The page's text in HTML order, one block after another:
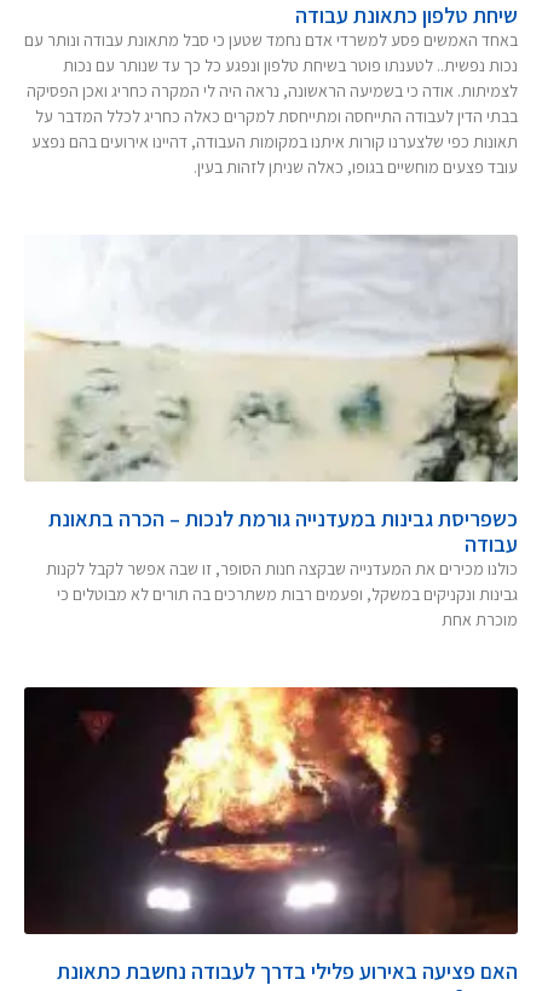
שיחת טלפון כתאונת עבודה
באחד האמשים פסע למשרדי אדם נחמד שטען כי סבל מתאונת עבודה ונותר עם
נכות נפשית.. לטענתו פוטר בשיחת טלפון ונפגע כל כך עד שנותר עם נכות
לצמיתות. אודה כי בשמיעה הראשונה, נראה היה לי המקרה כחריג ואכן הפסיקה
בבתי הדין לעבודה התייחסה ומתייחסת למקרים כאלה כחריג לכלל המדבר על
תאונות כפי שלצערנו קורות איתנו במקומות העבודה, דהיינו אירועים בהם נפצע
עובד פצעים מוחשיים בגופו, כאלה שניתן לזהות בעין.
כשפריסת גבינות במעדנייה גורמת לנכות – הכרה בתאונת
עבודה
כולנו מכירים את המעדנייה שבקצה חנות הסופר, זו שבה אפשר לקבל לקנות
גבינות ונקניקים במשקל, ופעמים רבות משתרכים בה תורים לא מבוטלים כי
מוכרת אחת
האם פציעה באירוע פלילי בדרך לעבודה נחשבת כתאונת